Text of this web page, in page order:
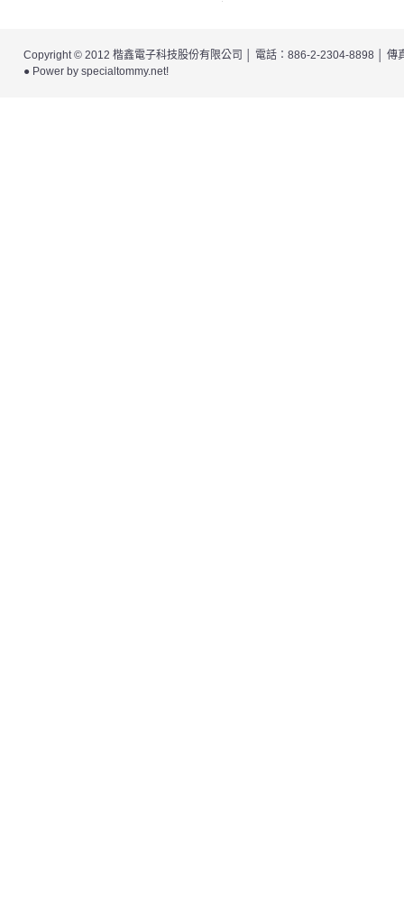
Copyright © 2012 楷鑫電子科技股份有限公司
│ 電話：886-2-2304-8898 │
● Power by specialtommy.net!